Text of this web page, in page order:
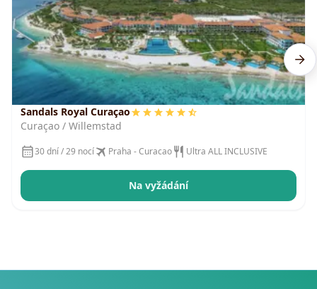
Sandals Royal Curaçao
Curaçao / Willemstad
30 dní / 29 nocí Praha - Curacao Ultra ALL INCLUSIVE
Na vyžádání